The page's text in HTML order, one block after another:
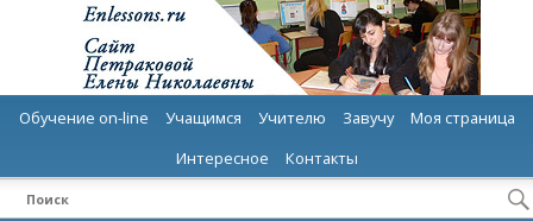
Обучение on-line Учащимся Учителю Завучу
Моя страница
Интересное
Контакты